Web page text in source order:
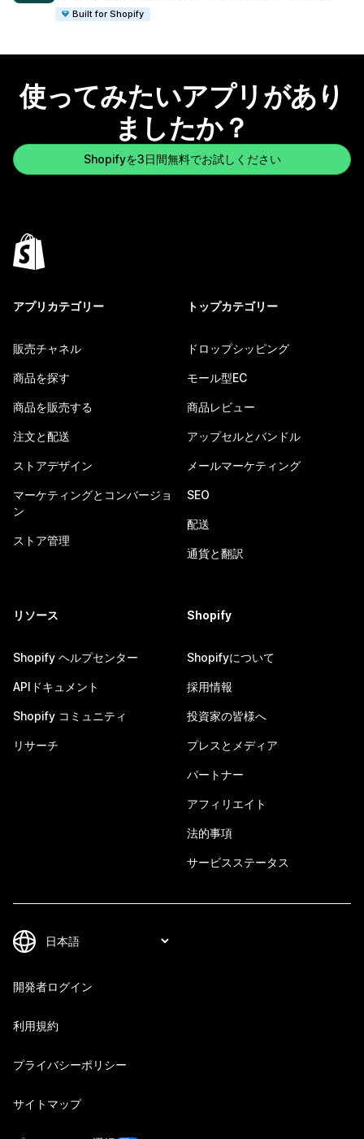
Built for Shopify
使ってみたいアプリがあり
ましたか？
Shopifyを3日間無料でお試しください
アプリカテゴリー
販売チャネル
商品を探す
商品を販売する
注文と配送
ストアデザイン
マーケティングとコンバージョ
ン
ストア管理
トップカテゴリー
ドロップシッピング
モール型EC
商品レビュー
アップセルとバンドル
メールマーケティング
SEO
配送
通貨と翻訳
リソース
Shopify ヘルプセンター
APIドキュメント
Shopify コミュニティ
リサーチ
Shopify
Shopifyについて
採用情報
投資家の皆様へ
プレスとメディア
パートナー
アフィリエイト
法的事項
サービスステータス
開発者ログイン
利用規約
プライバシーポリシー
サイトマップ